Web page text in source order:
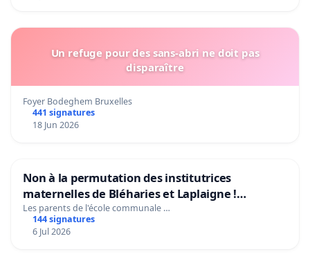
Un refuge pour des sans-abri ne doit pas
disparaître
Foyer Bodeghem Bruxelles
441 signatures
18 Jun 2026
Non à la permutation des institutrices
maternelles de Bléharies et Laplaigne !
Préservons la stabilité de nos enfants.
Les parents de l'école communale …
144 signatures
6 Jul 2026